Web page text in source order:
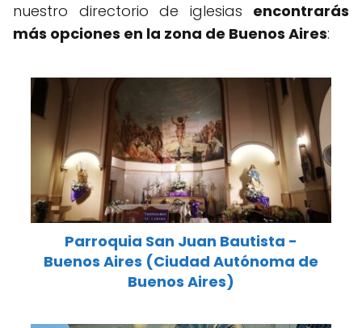
nuestro directorio de iglesias encontrarás
más opciones en la zona de Buenos Aires:
Parroquia San Juan Bautista -
Buenos Aires (Ciudad Autónoma de
Buenos Aires)